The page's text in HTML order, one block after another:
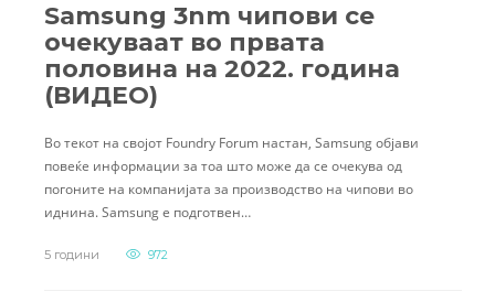
Samsung 3nm чипови се
очекуваат во првата
половина на 2022. година
(ВИДЕО)
Во текот на својот Foundry Forum настан, Samsung објави
повеќе информации за тоа што може да се очекува од
погоните на компанијата за производство на чипови во
иднина. Samsung е подготвен…
5 години 972